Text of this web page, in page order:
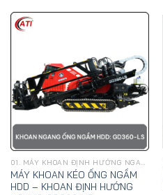
01. MÁY KHOAN ĐỊNH HƯỚNG NGANG, KÉO ỐNG NGẦM HDD - GOODENG
MÁY KHOAN KÉO ỐNG NGẦM
HDD – KHOAN ĐỊNH HƯỚNG